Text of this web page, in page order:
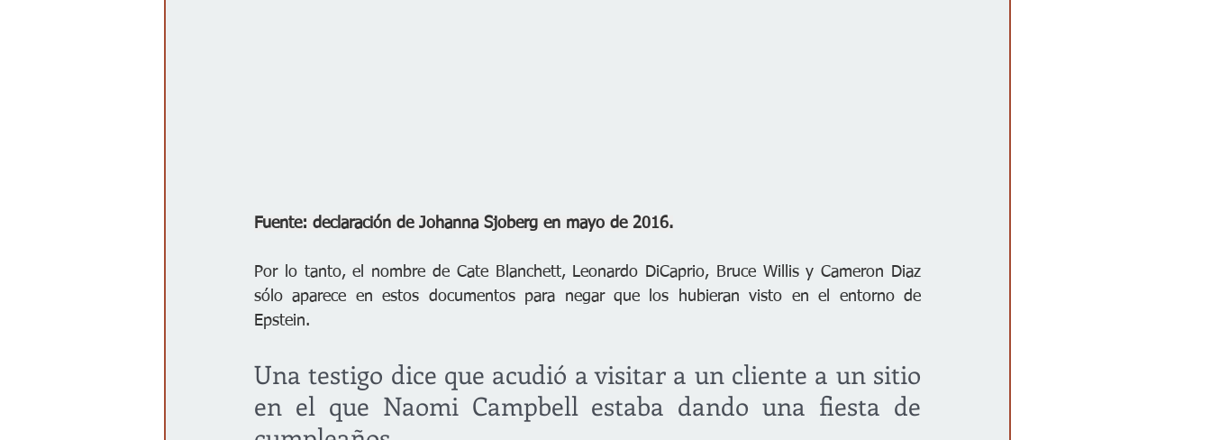
Fuente: declaración de Johanna Sjoberg en mayo de 2016.
Por lo tanto, el nombre de Cate Blanchett, Leonardo DiCaprio, Bruce Willis y Cameron Diaz
sólo aparece en estos documentos para negar que los hubieran visto en el entorno de
Epstein.
Una testigo dice que acudió a visitar a un cliente a un sitio
en el que Naomi Campbell estaba dando una fiesta de